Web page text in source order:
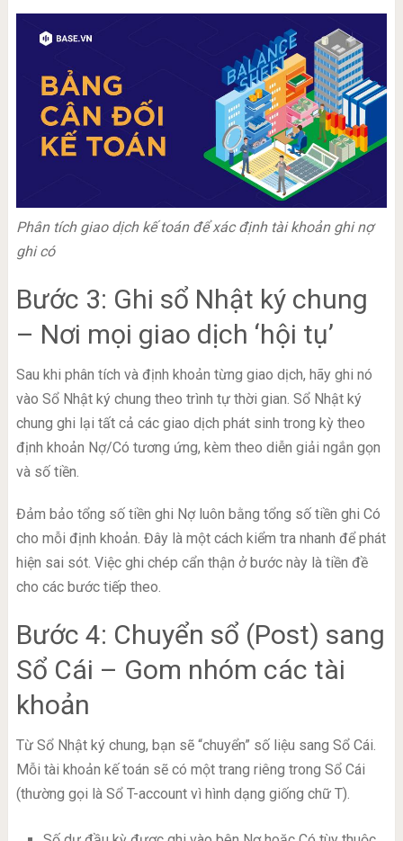
Phân tích giao dịch kế toán để xác định tài khoản ghi nợ
ghi có
Bước 3: Ghi sổ Nhật ký chung
– Nơi mọi giao dịch ‘hội tụ’
Sau khi phân tích và định khoản từng giao dịch, hãy ghi nó
vào Sổ Nhật ký chung theo trình tự thời gian. Sổ Nhật ký
chung ghi lại tất cả các giao dịch phát sinh trong kỳ theo
định khoản Nợ/Có tương ứng, kèm theo diễn giải ngắn gọn
và số tiền.
Đảm bảo tổng số tiền ghi Nợ luôn bằng tổng số tiền ghi Có
cho mỗi định khoản. Đây là một cách kiểm tra nhanh để phát
hiện sai sót. Việc ghi chép cẩn thận ở bước này là tiền đề
cho các bước tiếp theo.
Bước 4: Chuyển sổ (Post) sang
Sổ Cái – Gom nhóm các tài
khoản
Từ Sổ Nhật ký chung, bạn sẽ “chuyển” số liệu sang Sổ Cái.
Mỗi tài khoản kế toán sẽ có một trang riêng trong Sổ Cái
(thường gọi là Sổ T-account vì hình dạng giống chữ T).